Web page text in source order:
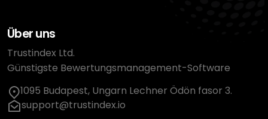
Über uns
Trustindex Ltd.
Günstigste Bewertungsmanagement-Software
1095 Budapest, Ungarn Lechner Ödön fasor 3.
support@trustindex.io